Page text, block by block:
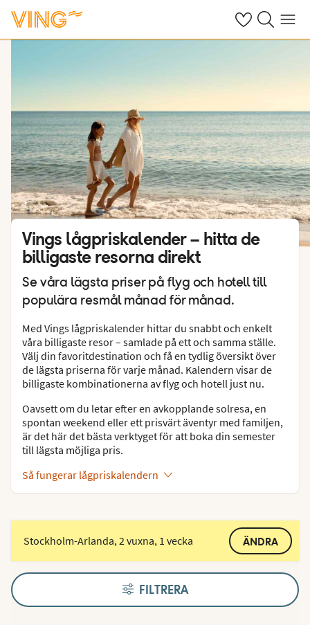
Se dinaSök på ving.se
Meny
Vings lågpriskalender – hitta de
billigaste resorna direkt
Se våra lägsta priser på flyg och hotell till
populära resmål månad för månad.
Med Vings lågpriskalender hittar du snabbt och enkelt
våra billigaste resor – samlade på ett och samma ställe.
Välj din favoritdestination och få en tydlig översikt över
de lägsta priserna för varje månad. Kalendern visar de
billigaste kombinationerna av flyg och hotell just nu.
Oavsett om du letar efter en avkopplande solresa, en
spontan weekend eller ett prisvärt äventyr med familjen,
är det här det bästa verktyget för att boka din semester
till lägsta möjliga pris.
Så fungerar lågpriskalendern
Stockholm-Arlanda, 2 vuxna, 1 vecka ÄNDRA
FILTRERA